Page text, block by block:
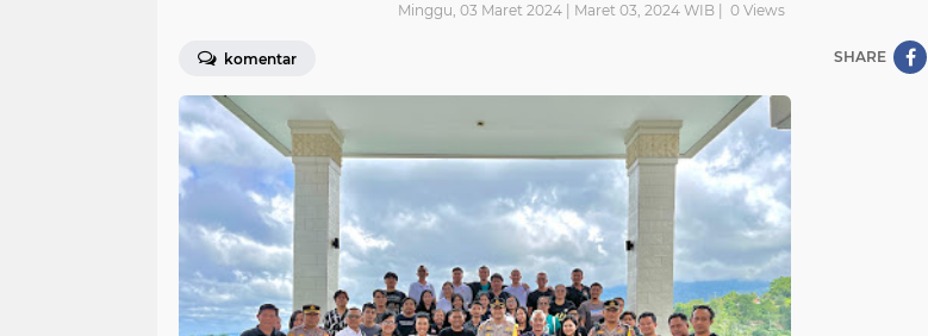
Minggu, 03 Maret 2024 | Maret 03, 2024 WIB | 0Views
komentar SHARE